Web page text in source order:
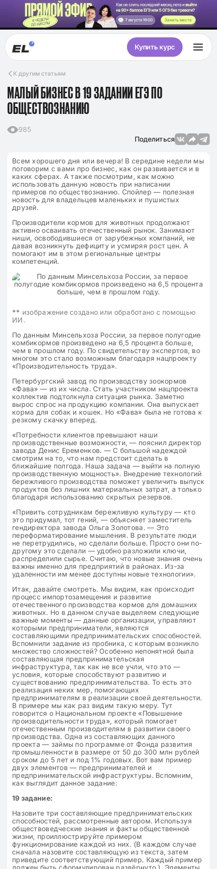
Занять место
Купить курс
К другим статьям
МАЛЫЙ БИЗНЕС В 19 ЗАДАНИИ ЕГЭ ПО
ОБЩЕСТВОЗНАНИЮ
985
Поделиться
Всем хорошего дня или вечера! В середине недели мы
поговорим с вами про бизнес, как он развивается и в
каких сферах. А также посмотрим, как можно
использовать данную новость при написании
примеров по обществознанию. Спойлер — полезная
новость для владельцев маленьких и пушистых
друзей.
Производители кормов для животных продолжают
активно осваивать отечественный рынок. Занимают
ниши, освободившиеся от зарубежных компаний, не
давая возникнуть дефициту и усмиряя рост цен. А
помогают им в этом региональные центры
компетенций.
** изображение создано или обработано с помощью
ИИ.
По данным Минсельхоза России, за первое полугодие
комбикормов произведено на 6,5 процента больше,
чем в прошлом году. По свидетельству экспертов, во
многом это стало возможным благодаря нацпроекту
«Производительность труда».
Петербургский завод по производству зоокормов
«Фава» — из их числа. Стать участником нацпроекта
коллектив подтолкнула ситуация рынка. Заметно
вырос спрос на продукцию компании. Она выпускает
корма для собак и кошек. Но «Фава» была не готова к
резкому скачку вперед.
«Потребности клиентов превышают наши
производственные возможности, — пояснил директор
завода Денис Еременков. — С большой надеждой
смотрим на то, что нам предстоит сделать в
ближайшие полгода. Наша задача — выйти на полную
производственную мощность». Внедрение технологий
бережливого производства поможет увеличить выпуск
продуктов без лишних материальных затрат, а только
благодаря использованию скрытых резервов.
«Привить сотрудникам бережливую культуру — кто
это придумал, тот гений, — объясняет заместитель
гендиректора завода Ольга Золотова. — Это
переформатирование мышления. В результате люди
не перетрудились, но сделали больше. Просто они по-
другому это сделали — удобно разложили ключи,
распределили сырье. Считаю, что новые знания очень
важны именно для предприятий в районах. Из-за
удаленности им менее доступны новые технологии».
Итак, давайте смотреть. Мы видим, как происходит
процесс импортозамещения и развитие
отечественного производства кормов для домашних
животных. Но в данном случае выделяем следующие
важные моменты — данные организации, управляют
которыми предприниматели, являются
составляющими предпринимательских способностей.
Вспомнили задание из пробника, с которым возникло
множество сложностей? Особенно непонятной была
составляющая предпринимательская
инфраструктура, так как не все учли, что это —
условия, которые способствуют развитию и
существованию предпринимательства. То есть это
реализация неких мер, помогающих
предпринимателям в реализации своей деятельности.
В примере мы как раз видим такую меру. Тут
говорится о Национальном проекте «Повышение
производительности труда», который помогает
отечественным производителям в развитии своего
производства. Одна из составляющих данного
проекта — займы по программе от Фонда развития
промышленности в размере от 50 до 300 млн рублей
сроком до 5 лет и под 1% годовых. Вот вам пример
двух элементов — предпринимателей и
предпринимательской инфраструктуры. Вспомним,
как выглядит данное задание:
19 задание:
Назовите три составляющие предпринимательских
способностей, рассмотренные автором. Используя
обществоведческие знания и факты общественной
жизни, проиллюстрируйте примером
функционирование каждой из них. (В каждом случае
сначала назовите составляющую из текста, затем
приведите соответствующий пример. Каждый пример
должен быть сформулирован развёрнуто.). Элементы,